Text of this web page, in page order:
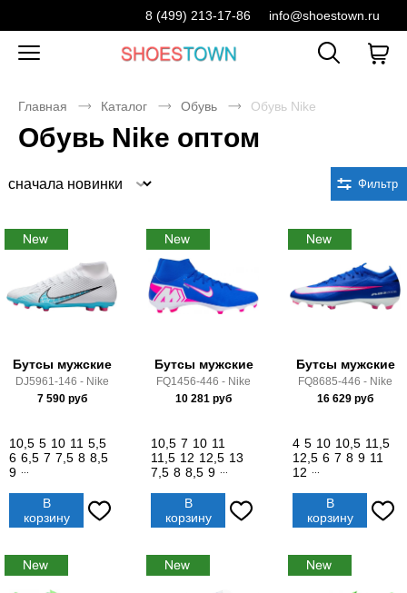
8 (499) 213-17-86 info@shoestown.ru
Главная Каталог Обувь Обувь Nike
Обувь Nike оптом
Фильтр
Бутсы мужские
DJ5961-146 - Nike
7 590руб
10,5 5 10 11 5,5
6 6,5 7 7,5 8 8,5
9
В
корзину
Бутсы мужские
FQ1456-446 - Nike
10 281 руб
10,5 7 10 11
11,5 12 12,5 13
7,5 8 8,5 9
В
корзину
Бутсы мужские
FQ8685-446 - Nike
16 629 руб
4 5 10 10,5 11,5
12,5 6 7 8 9 11
12
В
корзину